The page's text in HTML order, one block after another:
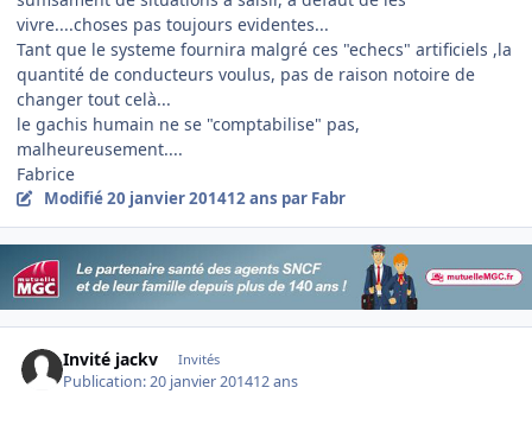
vivre....choses pas toujours evidentes...
Tant que le systeme fournira malgré ces "echecs" artificiels ,la
quantité de conducteurs voulus, pas de raison notoire de
changer tout celà...
le gachis humain ne se "comptabilise" pas,
malheureusement....
Fabrice
Modifié20 janvier 201412 ans par Fabr
Invité jackv Invités
Publication:20 janvier 201412 ans